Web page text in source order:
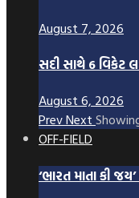
August 7, 2026
સદી સાથે 6
August 6, 2026
PrevNext
OFF-FIELD
‘ભારત માતા કી